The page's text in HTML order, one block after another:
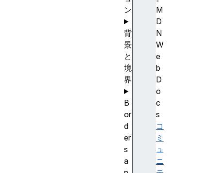
M
D
N
W
e
b
D
o
c
s
コ
ミ
ュ
ニ
ン
背
景
と
境
界
B
or
d
er
s
a